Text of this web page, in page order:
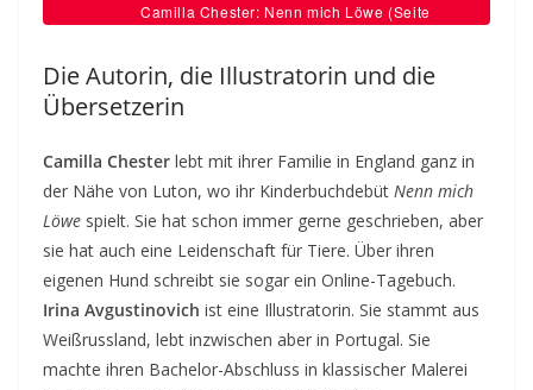
Camilla Chester: Nenn mich Löwe (Seite
105)
Die Autorin, die Illustratorin und die
Übersetzerin
Camilla Chester lebt mit ihrer Familie in England ganz in
der Nähe von Luton, wo ihr Kinderbuchdebüt Nenn mich
Löwe spielt. Sie hat schon immer gerne geschrieben, aber
sie hat auch eine Leidenschaft für Tiere. Über ihren
eigenen Hund schreibt sie sogar ein Online-Tagebuch.
Irina Avgustinovich ist eine Illustratorin. Sie stammt aus
Weißrussland, lebt inzwischen aber in Portugal. Sie
machte ihren Bachelor-Abschluss in klassischer Malerei